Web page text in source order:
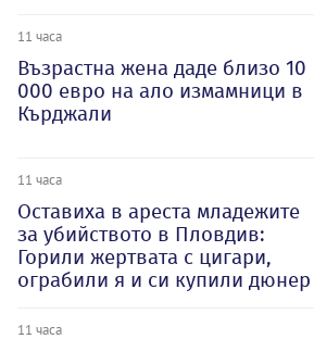
11 часа
Възрастна жена даде близо 10
000 евро на ало измамници в
Кърджали
11 часа
Оставиха в ареста младежите
за убийството в Пловдив:
Горили жертвата с цигари,
ограбили я и си купили дюнер
11 часа